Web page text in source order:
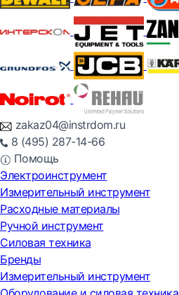
zakaz04@instrdom.ru
8 (495) 287-14-66
Помощь
Электроинструмент
Измерительный инструмент
Расходные материалы
Ручной инструмент
Силовая техника
Бренды
Измерительный инструмент